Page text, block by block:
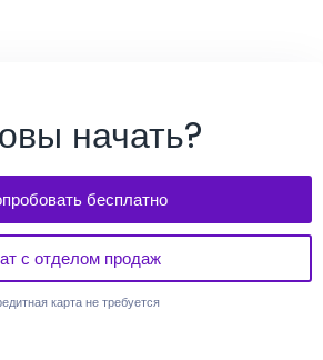
начать?
бесплатно
с отделом продаж
карта не требуется